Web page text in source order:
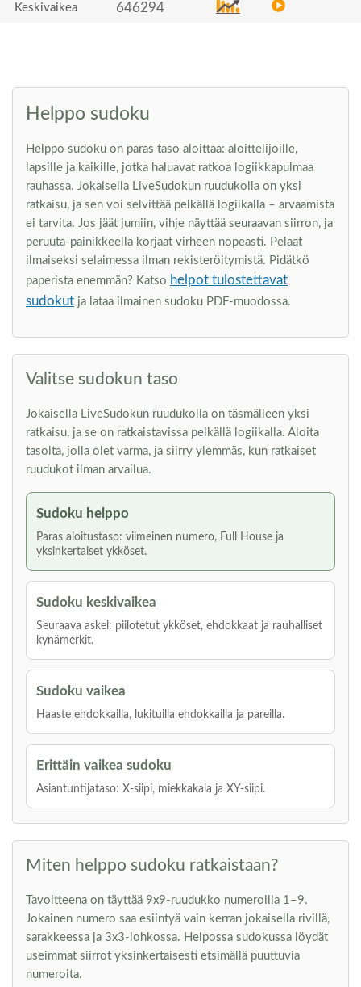
Keskivaikea 646294
Helppo sudoku
Helppo sudoku on paras taso aloittaa: aloittelijoille,
lapsille ja kaikille, jotka haluavat ratkoa logiikkapulmaa
rauhassa. Jokaisella LiveSudokun ruudukolla on yksi
ratkaisu, ja sen voi selvittää pelkällä logiikalla – arvaamista
ei tarvita. Jos jäät jumiin, vihje näyttää seuraavan siirron, ja
peruuta-painikkeella korjaat virheen nopeasti. Pelaat
ilmaiseksi selaimessa ilman rekisteröitymistä. Pidätkö
paperista enemmän? Katso helpot tulostettavat
sudokut ja lataa ilmainen sudoku PDF-muodossa.
Valitse sudokun taso
Jokaisella LiveSudokun ruudukolla on täsmälleen yksi
ratkaisu, ja se on ratkaistavissa pelkällä logiikalla. Aloita
tasolta, jolla olet varma, ja siirry ylemmäs, kun ratkaiset
ruudukot ilman arvailua.
Sudoku helppo
Paras aloitustaso: viimeinen numero, Full House ja
yksinkertaiset ykköset.
Sudoku keskivaikea
Seuraava askel: piilotetut ykköset, ehdokkaat ja rauhalliset
kynämerkit.
Sudoku vaikea
Haaste ehdokkailla, lukituilla ehdokkailla ja pareilla.
Erittäin vaikea sudoku
Asiantuntijataso: X-siipi, miekkakala ja XY-siipi.
Miten helppo sudoku ratkaistaan?
Tavoitteena on täyttää 9x9-ruudukko numeroilla 1–9.
Jokainen numero saa esiintyä vain kerran jokaisella rivillä,
sarakkeessa ja 3x3-lohkossa. Helpossa sudokussa löydät
useimmat siirrot yksinkertaisesti etsimällä puuttuvia
numeroita.